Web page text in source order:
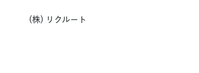
(株) リクルート